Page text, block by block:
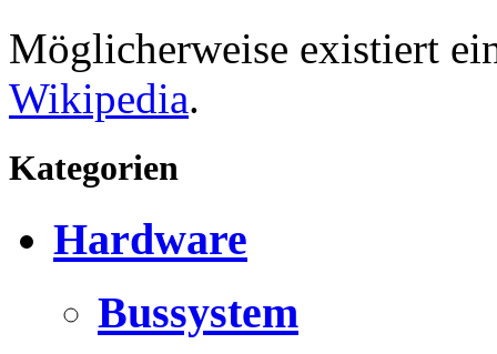
Möglicherweise existiert
Wikipedia.
Kategorien
Hardware
Bussystem